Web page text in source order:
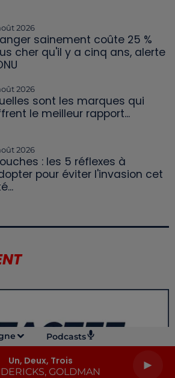
Podcasts
Un, Deux, Trois
GOLDMAN
2026
sainement coûte 25 %
cher qu'il y a cinq ans, alerte
2026
sont les marques qui
le meilleur rapport...
2026
: les 5 réflexes à
pour éviter l'invasion cet